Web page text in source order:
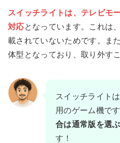
スイッチライトは、テレビモ
対応となっています。これは
載されていないためです。ま
体型となっており、取り外す
スイッチライト
用のゲーム機です
合は通常版を選ぶ
す！